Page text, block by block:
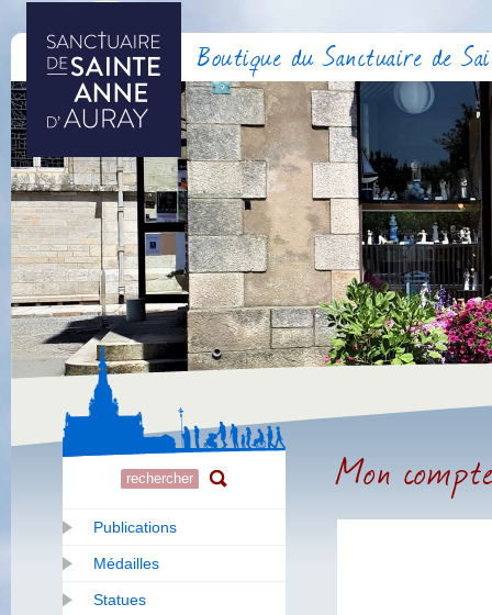
Boutique du Sanctuaire de
Publications
Médailles
Statues
Mon